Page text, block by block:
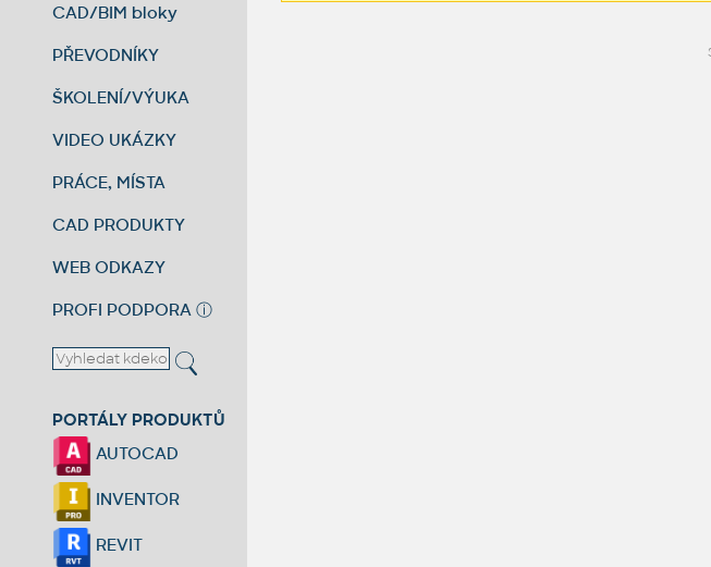
CAD/BIM bloky
PŘEVODNÍKY
ŠKOLENÍ/VÝUKA
VIDEO UKÁZKY
PRÁCE, MÍSTA
CAD PRODUKTY
WEB ODKAZY
PROFI PODPORA ⓘ
PORTÁLY PRODUKTŮ
AUTOCAD
INVENTOR
REVIT